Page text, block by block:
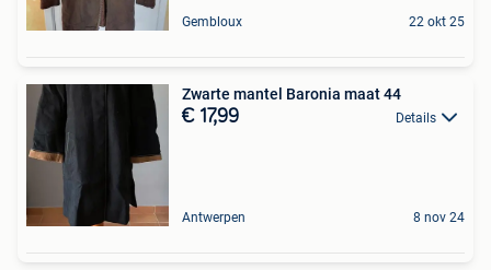
Gembloux 22 okt 25
Zwarte mantel Baronia maat 44
€ 17,99 Details
Antwerpen 8 nov 24